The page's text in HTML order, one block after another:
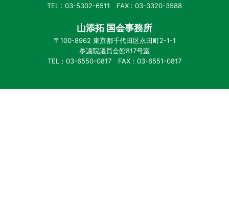
TEL : 03-5302-6511 FAX : 03-3320-3588
山添拓 国会事務所
〒100-8962 東京都千代田区永田町2-1-1
参議院議員会館817号室
TEL：03-6550-0817 FAX：03-6551-0817